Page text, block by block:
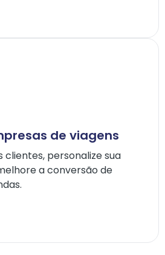
de viagens
clientes, personalize sua
a conversão de